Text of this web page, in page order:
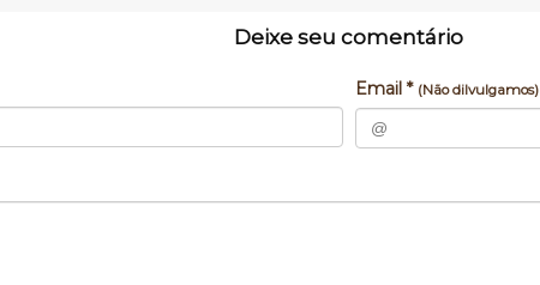
Deixe seu comentário
Email * (Não dilvulgamos)